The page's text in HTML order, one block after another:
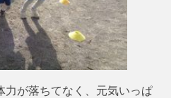
力が落ちてなく、元気いっぱ